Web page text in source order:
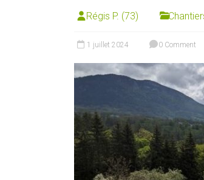
Régis P. (73)
1 juillet 2024 0 Comment